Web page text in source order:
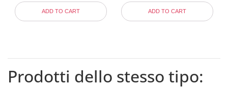
ADD TO CART ADD TO CART
Prodotti dello stesso tipo: